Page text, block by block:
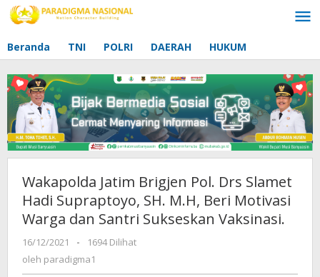
Lewati
ke
Beranda TNI POLRI DAERAH HUKUM
Wakapolda Jatim Brigjen Pol. Drs Slamet
Hadi Supraptoyo, SH. M.H, Beri Motivasi
Warga dan Santri Sukseskan Vaksinasi.
16/12/2021
oleh
paradigma1
-
1694 Dilihat
oleh paradigma1